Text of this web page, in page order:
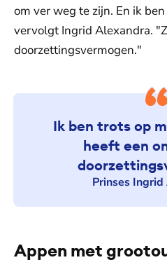
om ver weg te zijn. En ik
vervolgt Ingrid Alexandra.
doorzettingsvermogen."
Prinses
Ik ben trots op
heeft een
Appen met